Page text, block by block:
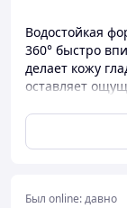
Водостойкая
360° быстро
делает кожу
оставляет
кожи.
Был online:давно